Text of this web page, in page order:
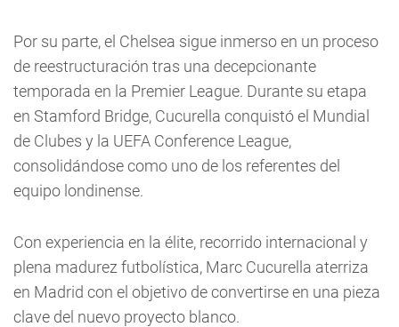
Por su parte, el Chelsea sigue inmerso en un proceso
de reestructuración tras una decepcionante
temporada en la Premier League. Durante su etapa
en Stamford Bridge, Cucurella conquistó el Mundial
de Clubes y la UEFA Conference League,
consolidándose como uno de los referentes del
equipo londinense.
Con experiencia en la élite, recorrido internacional y
plena madurez futbolística, Marc Cucurella aterriza
en Madrid con el objetivo de convertirse en una pieza
clave del nuevo proyecto blanco.